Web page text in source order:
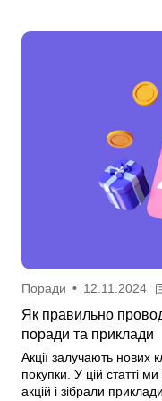
Поради • 12.11.2024
Як правильно
поради та приклади
Акції залучають нових
покупки. У цій статті
акцій і зібрали